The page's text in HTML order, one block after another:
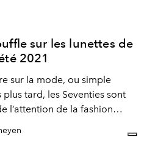
sur les lunettes de
2021
sur la mode, ou simple
tard, les Seventies sont
l’attention de la fashion
2021, résolument rétro.